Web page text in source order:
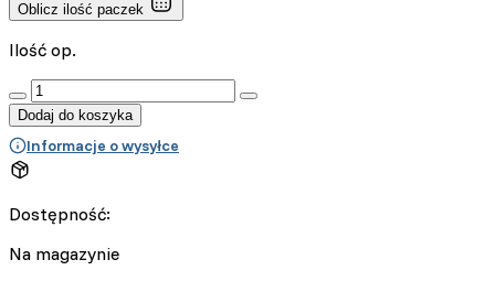
Oblicz ilość paczek
Ilość op.
:product_name quantity
Dodaj do koszyka
Informacje o wysyłce
Dostępność:
Na magazynie